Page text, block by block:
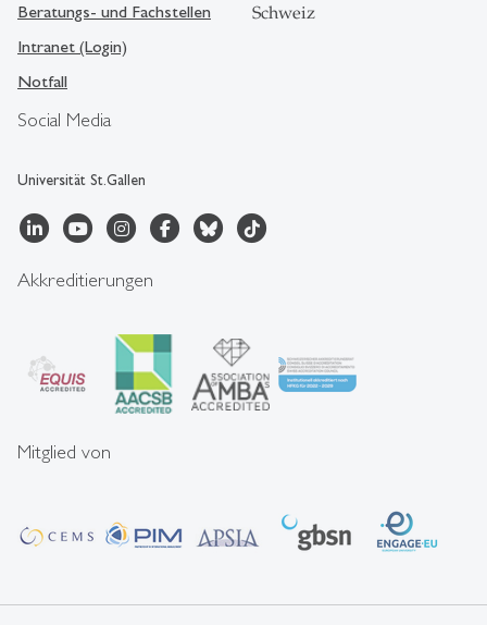
Social Media
Universität St.Gallen
Beratungs- und Fachstellen
Intranet (Login)
Notfall
Schweiz
Akkreditierungen
Mitglied von